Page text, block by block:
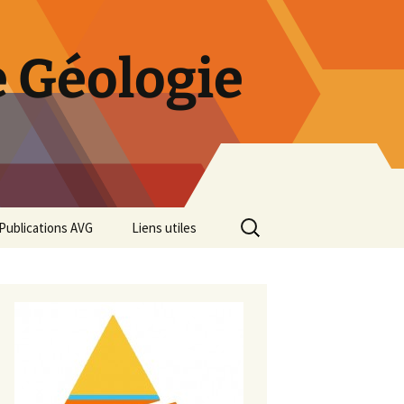
Publications AVG
Diaporama Exposition
minéralogique AVG 2016
Liens utiles
Rechercher :